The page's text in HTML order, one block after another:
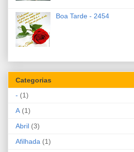
Boa Tarde - 2454
Categorias
- (1)
A (1)
Abril (3)
Afilhada (1)